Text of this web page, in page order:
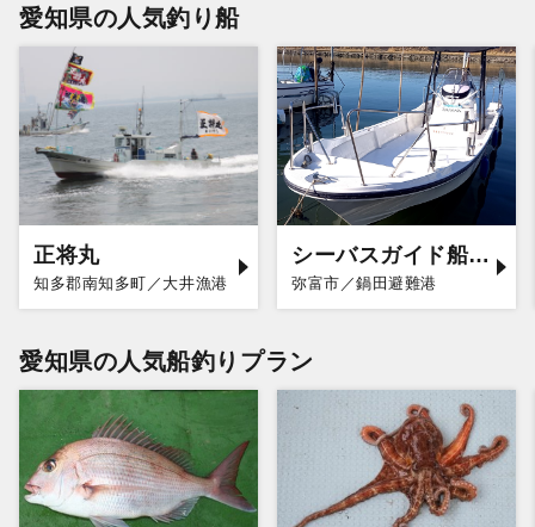
愛知県の人気釣り船
正将丸
知多郡南知多町／大井漁港
シーバスガイド船エデン
弥富市／鍋田避難港
愛知県の人気船釣りプラン